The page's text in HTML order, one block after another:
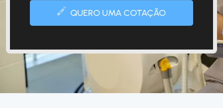
QUERO UMA COTAÇÃO